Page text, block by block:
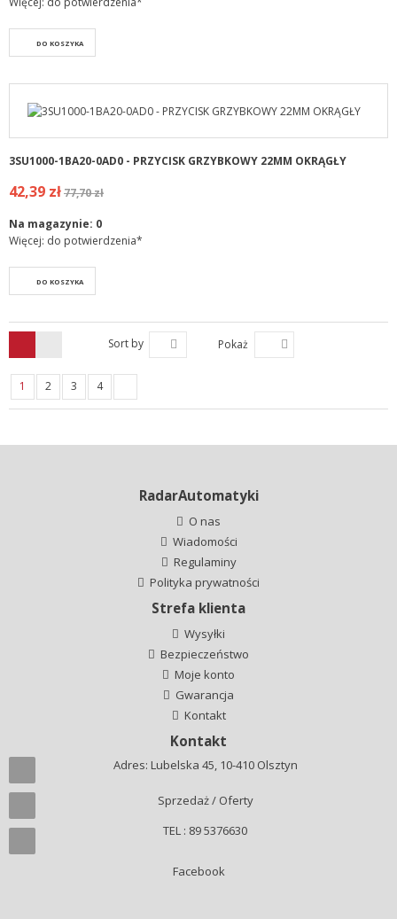
DO KOSZYKA
3SU1000-1BA20-0AD0 - PRZYCISK GRZYBKOWY 22MM OKRĄGŁY
42,39 zł77,70 zł
Na magazynie: 0
Więcej: do potwierdzenia*
DO KOSZYKA
Sort by Pokaż
1 2 3 4
RadarAutomatyki
O nas
Wiadomości
Regulaminy
Polityka prywatności
Strefa klienta
Wysyłki
Bezpieczeństwo
Moje konto
Gwarancja
Kontakt
Kontakt
Adres: Lubelska 45, 10-410 Olsztyn
Sprzedaż / Oferty
TEL : 89 5376630
Facebook